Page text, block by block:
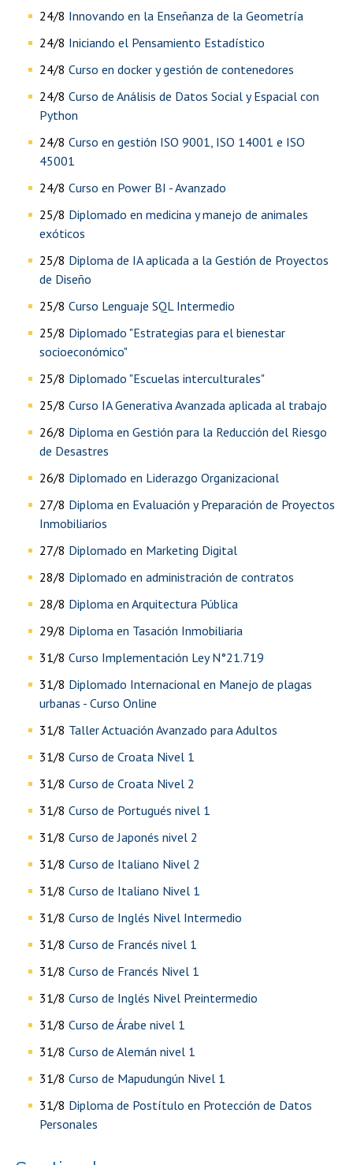
24/8 Innovando en la Enseñanza de la Geometría
24/8 Iniciando el Pensamiento Estadístico
24/8 Curso en docker y gestión de contenedores
24/8 Curso de Análisis de Datos Social y Espacial con
Python
24/8 Curso en gestión ISO 9001, ISO 14001 e ISO
45001
24/8 Curso en Power BI - Avanzado
25/8 Diplomado en medicina y manejo de animales
exóticos
25/8 Diploma de IA aplicada a la Gestión de Proyectos
de Diseño
25/8 Curso Lenguaje SQL Intermedio
25/8 Diplomado "Estrategias para el bienestar
socioeconómico"
25/8 Diplomado "Escuelas interculturales"
25/8 Curso IA Generativa Avanzada aplicada al trabajo
26/8 Diploma en Gestión para la Reducción del Riesgo
de Desastres
26/8 Diplomado en Liderazgo Organizacional
27/8 Diploma en Evaluación y Preparación de Proyectos
Inmobiliarios
27/8 Diplomado en Marketing Digital
28/8 Diplomado en administración de contratos
28/8 Diploma en Arquitectura Pública
29/8 Diploma en Tasación Inmobiliaria
31/8 Curso Implementación Ley N°21.719
31/8 Diplomado Internacional en Manejo de plagas
urbanas - Curso Online
31/8 Taller Actuación Avanzado para Adultos
31/8 Curso de Croata Nivel 1
31/8 Curso de Croata Nivel 2
31/8 Curso de Portugués nivel 1
31/8 Curso de Japonés nivel 2
31/8 Curso de Italiano Nivel 2
31/8 Curso de Italiano Nivel 1
31/8 Curso de Inglés Nivel Intermedio
31/8 Curso de Francés nivel 1
31/8 Curso de Francés Nivel 1
31/8 Curso de Inglés Nivel Preintermedio
31/8 Curso de Árabe nivel 1
31/8 Curso de Alemán nivel 1
31/8 Curso de Mapudungún Nivel 1
31/8 Diploma de Postítulo en Protección de Datos
Personales